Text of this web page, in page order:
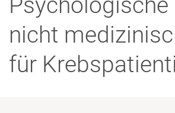
Freunde & Unterstützer
nicht
für